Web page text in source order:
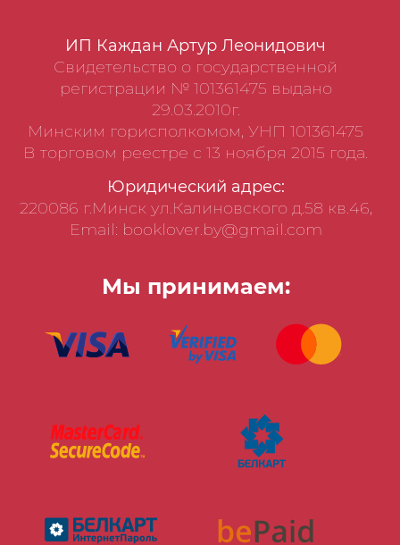
ИП Каждан Артур Леонидович
Свидетельство о государственной
регистрации № 101361475 выдано
29.03.2010г.
Минским горисполкомом, УНП 101361475
В торговом реестре с 13 ноября 2015 года.
Юридический адрес:
220086 г.Минск ул.Калиновского д.58 кв.46,
Email: booklover.by@gmail.com
Мы принимаем: